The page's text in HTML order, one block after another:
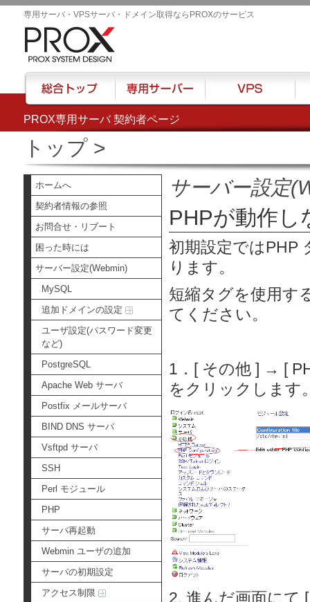
PROX専用サーバ 契約者ページ
専用サーバ・VPSサーバ・ドメイン取得ならPROXのサービス
トップ>
ホームへ
契約者情報の参照
お問合せ・リブート
困った時には
サーバー設定(Webmin)
MySQL
追加ドメインの設定
ユーザ設定(パスワード変更
など)
PostgreSQL
Apache Web サーバ
Postfix メールサーバ
BIND DNS サーバ
Vsftpd サーバ
SSH
Perl モジュール
PHP
サーバ再起動
Webmin ユーザの追加
サーバの初期設定
アクセス制限
サーバー設定
PHPが動作し
初期設定ではPHP
ります。
短縮タグを使用す
てください。
1．[ その他 ] → [
をクリックします
2. 進んだ画面にて
総合トップ 専用サーバー VPS ハ